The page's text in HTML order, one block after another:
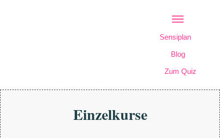
Sensiplan
Blog
Zum Quiz
Einzelkurse